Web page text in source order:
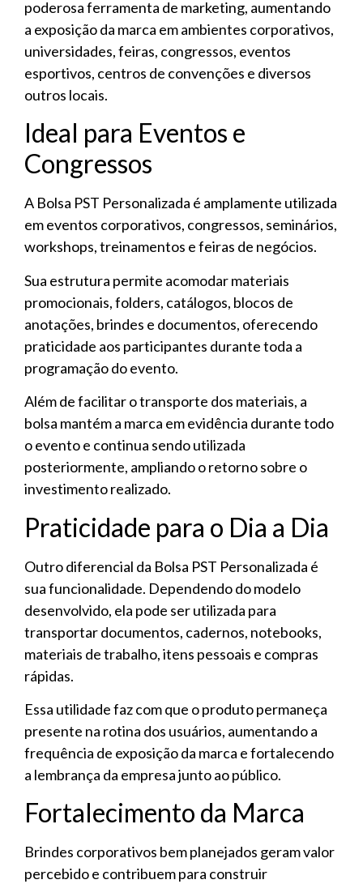
poderosa ferramenta de marketing, aumentando
a exposição da marca em ambientes corporativos,
universidades, feiras, congressos, eventos
esportivos, centros de convenções e diversos
outros locais.
Ideal para Eventos e
Congressos
A Bolsa PST Personalizada é amplamente utilizada
em eventos corporativos, congressos, seminários,
workshops, treinamentos e feiras de negócios.
Sua estrutura permite acomodar materiais
promocionais, folders, catálogos, blocos de
anotações, brindes e documentos, oferecendo
praticidade aos participantes durante toda a
programação do evento.
Além de facilitar o transporte dos materiais, a
bolsa mantém a marca em evidência durante todo
o evento e continua sendo utilizada
posteriormente, ampliando o retorno sobre o
investimento realizado.
Praticidade para o Dia a Dia
Outro diferencial da Bolsa PST Personalizada é
sua funcionalidade. Dependendo do modelo
desenvolvido, ela pode ser utilizada para
transportar documentos, cadernos, notebooks,
materiais de trabalho, itens pessoais e compras
rápidas.
Essa utilidade faz com que o produto permaneça
presente na rotina dos usuários, aumentando a
frequência de exposição da marca e fortalecendo
a lembrança da empresa junto ao público.
Fortalecimento da Marca
Brindes corporativos bem planejados geram valor
percebido e contribuem para construir